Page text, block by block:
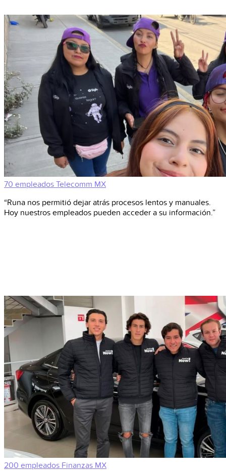
70 empleados Telecomm MX
“Runa nos permitió dejar atrás procesos lentos y manuales.
Hoy nuestros empleados pueden acceder a su información.”
200 empleados Finanzas MX